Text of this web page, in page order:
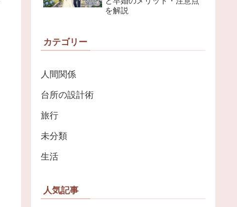
を解説
カテゴリー
人間関係
台所の設計術
旅行
未分類
生活
人気記事